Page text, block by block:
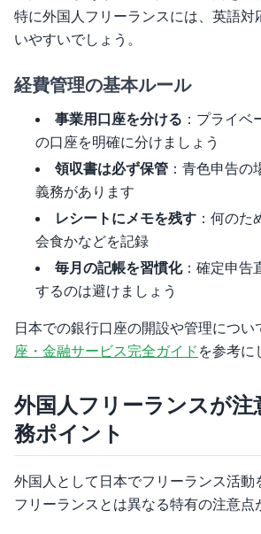
特に外国人フリーランスには、英語対
いやすいでしょう。
経費管理の基本ルール
事業用口座を分ける ：プライベ
の口座を明確に分けましょう
領収書は必ず保管 ：青色申告の
義務があります
レシートにメモを残す ：何のた
会食かなどを記録
毎月の記帳を習慣化：確定申告
するのは避けましょう
日本での銀行口座の開設や管理につい
座・金融サービス完全ガイド を参考に
外国人フリーランスが注
務ポイント
外国人として日本でフリーランス活動
フリーランスとは異なる特有の注意点